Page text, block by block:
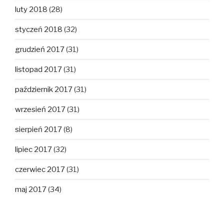
luty 2018 (28)
styczeń 2018 (32)
grudzień 2017(31)
listopad 2017(31)
październik 2017(31)
wrzesień 2017(31)
sierpień 2017(8)
lipiec 2017(32)
czerwiec 2017(31)
maj 2017(34)